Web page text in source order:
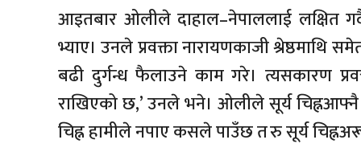
आइतबार ओलीले दाहाल–नेपाललाई लक्षित
भ्याए। उनले प्रवक्ता नारायणकाजी श्रेष्ठमाथि
बढी दुर्गन्ध फैलाउने काम गरे। त्यसकारण
राखिएको छ,’ उनले भने। ओलीले सूर्य
चिह्न हामीले नपाए कसले पाउँछ त रु सूर्य